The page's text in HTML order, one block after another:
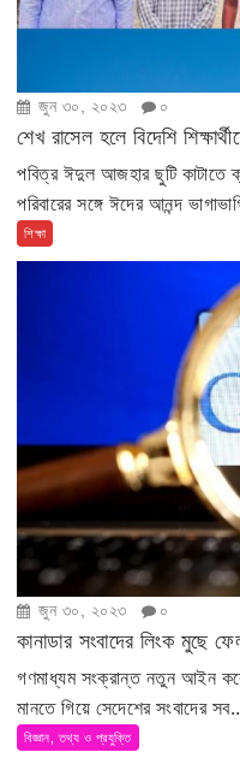
জুন ৩০, ২০২৩ ০
শেখ রাসেল হলে বিদেশি
পবিত্র ঈদুল আজহার ছুটি কাটাতে
পরিবারের সঙ্গে ঈদের আনন্দ
শিক্ষা
জুন ৩০, ২০২৩ ০
কানাডার সংবাদের লিংক মুছে
গণমাধ্যম সংক্রান্ত নতুন আইন
মানতে গিয়ে সেদেশের সংবাদের
বিজ্ঞান, তথ্য ও প্রযুক্তি